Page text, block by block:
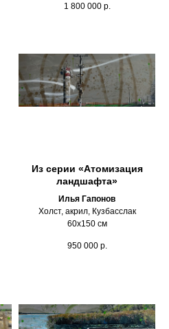
1 800 000 р.
Из серии «Атомизация
ландшафта»
Илья Гапонов
Холст, акрил, Кузбасслак
60х150 см
950 000 р.